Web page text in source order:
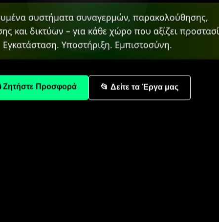
συστήματα συναγερμών, παρακολούθησης,
και δικτύων – για κάθε χώρο που αξίζει
Εγκατάσταση. Υποστήριξη. Εμπιστοσύνη.
Ζητήστε Προσφορά 📂 Δείτε τα Έργα μας